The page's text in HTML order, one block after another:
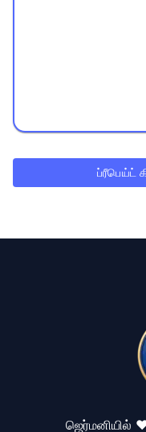
ப்ரீபெய்ட்
ஜெர்மனியில்